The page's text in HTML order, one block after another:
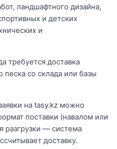
ландшафтного дизайна,
и детских
и
требуется доставка
песка со склада или базы
на tasy.kz можно
поставки (навалом или
разгрузки — система
доставку.